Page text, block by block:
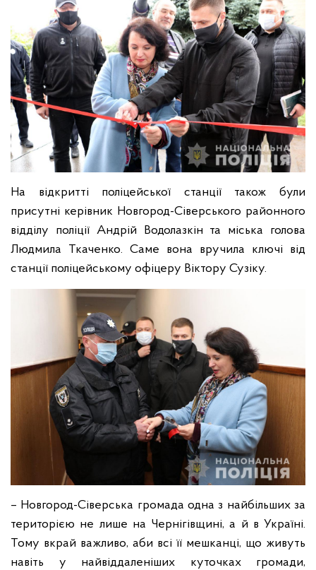
На відкритті поліцейської станції також були
присутні керівник Новгород-Сіверського районного
відділу поліції Андрій Водолазкін та міська голова
Людмила Ткаченко. Саме вона вручила ключі від
станції поліцейському офіцеру Віктору Сузіку.
– Новгород-Сіверська громада одна з найбільших за
територією не лише на Чернігівщині, а й в Україні.
Тому вкрай важливо, аби всі її мешканці, що живуть
навіть у найвіддаленіших куточках громади,